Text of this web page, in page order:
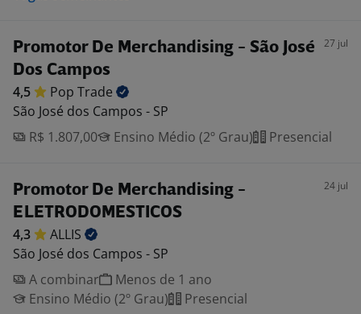
Promotor De Merchandising - São José
Dos Campos
27 jul
4,5 Pop Trade
São José dos Campos - SP
R$ 1.807,00
Ensino Médio (2º Grau) Presencial
Promotor De Merchandising -
ELETRODOMESTICOS
24 jul
4,3
ALLIS
São José dos Campos - SP
A combinar
Menos de 1 ano
Ensino Médio (2º Grau)
Presencial